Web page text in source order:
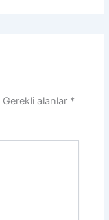
Gerekli alanlar *